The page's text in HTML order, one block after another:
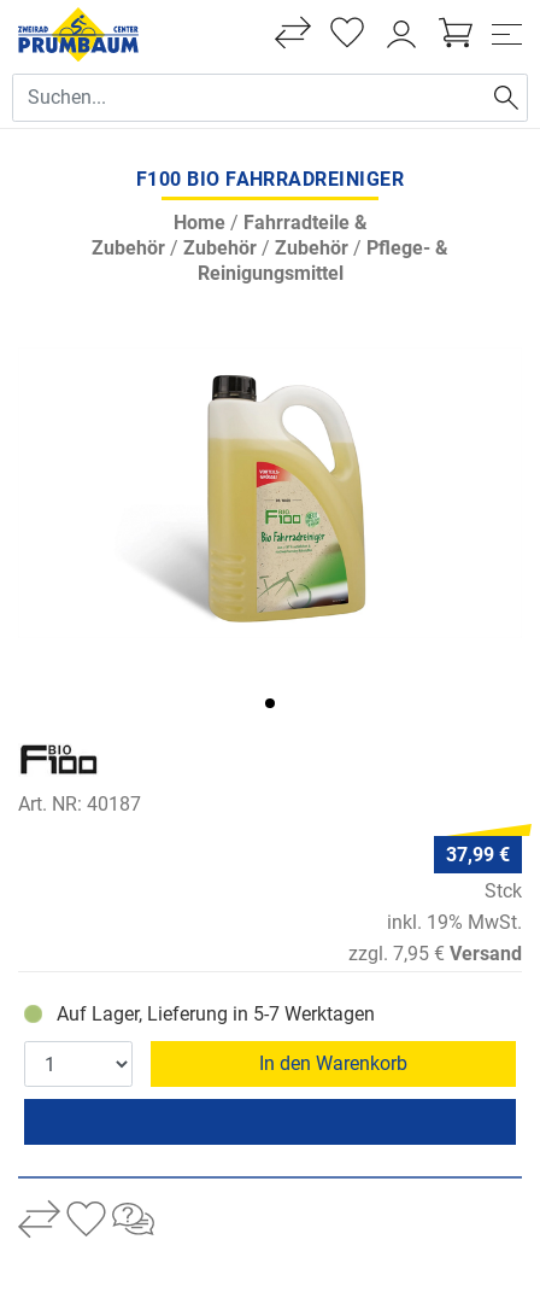
F100 BIO FAHRRADREINIGER
Home/ Fahrradteile &
Zubehör / Zubehör / Zubehör / Pflege- &
Reinigungsmittel
Art. NR: 40187
37,99 €
Stck
inkl. 19% MwSt.
zzgl. 7,95 € Versand
Auf Lager, Lieferung in 5-7 Werktagen
In den Warenkorb